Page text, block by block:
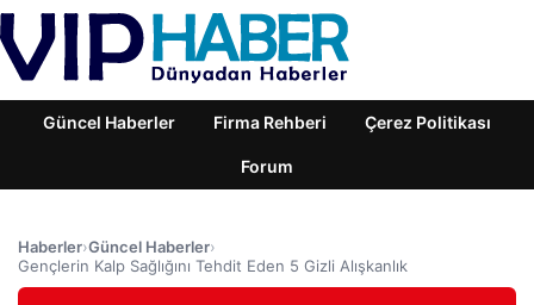
Güncel Haberler Firma Rehberi Çerez Politikası
Forum
Haberler›Güncel Haberler›
Gençlerin Kalp Sağlığını Tehdit Eden 5 Gizli Alışkanlık